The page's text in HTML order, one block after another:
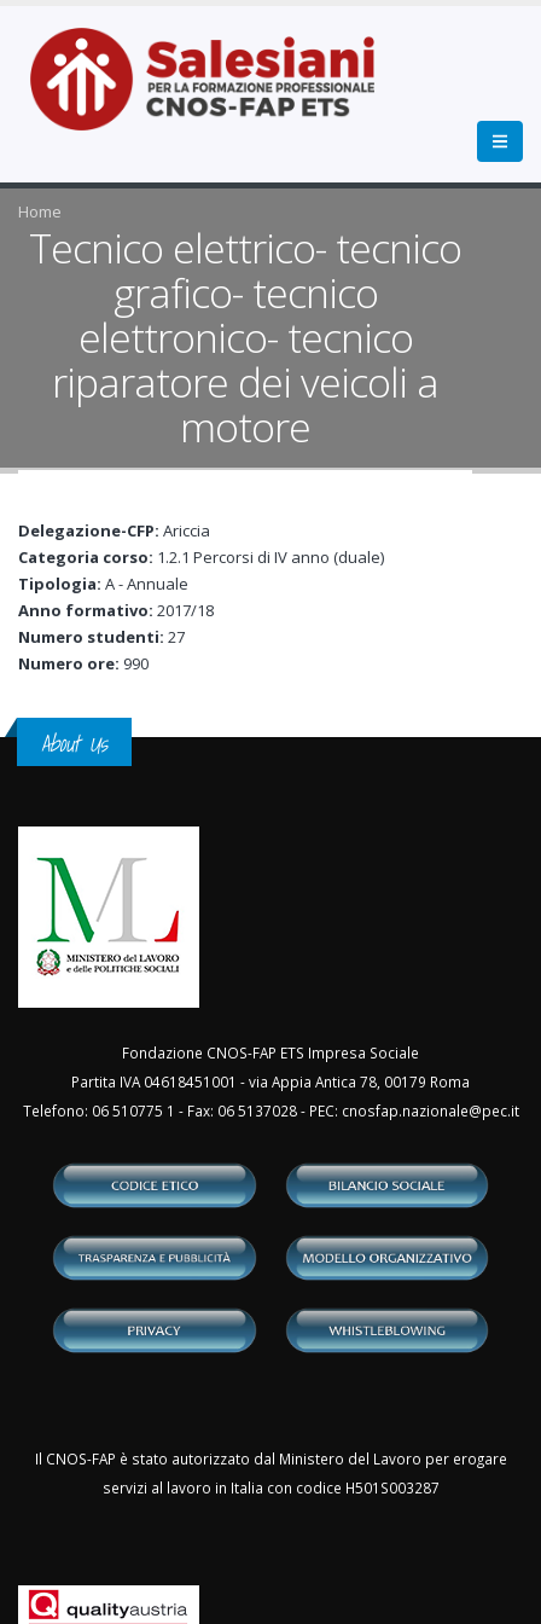
Home
Tecnico elettrico- tecnico
grafico- tecnico
elettronico- tecnico
riparatore dei veicoli a
motore
Delegazione-CFP: Ariccia
Categoria corso: 1.2.1 Percorsi di IV anno (duale)
Tipologia: A - Annuale
Anno formativo: 2017/18
Numero studenti: 27
Numero ore: 990
About Us
Fondazione CNOS-FAP ETS Impresa Sociale
Partita IVA 04618451001 - via Appia Antica 78, 00179 Roma
Telefono: 06 510775 1 - Fax: 06 5137028 - PEC: cnosfap.nazionale@pec.it
Il CNOS-FAP è stato autorizzato dal Ministero del Lavoro per erogare
servizi al lavoro in Italia con codice H501S003287